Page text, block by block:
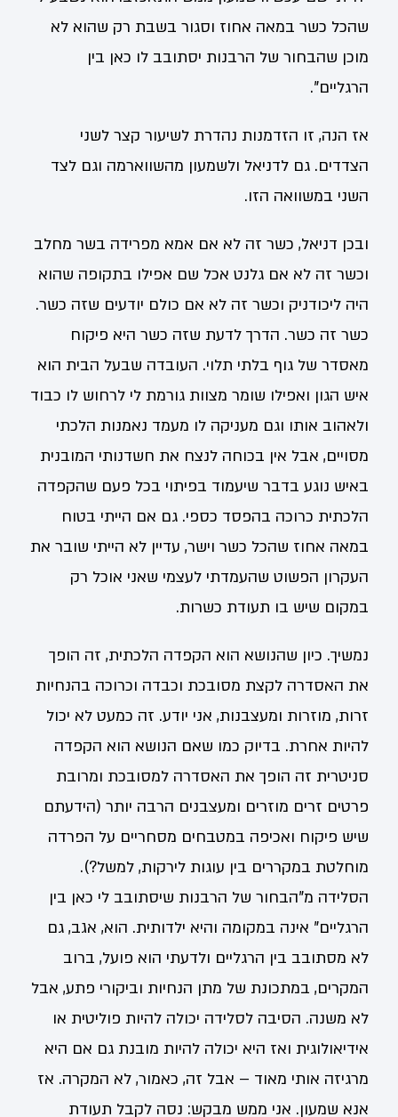
שהכל כשר במאה אחוז וסגור בשבת רק שהוא לא
מוכן שהבחור של הרבנות יסתובב לו כאן בין
הרגליים".
אז הנה, זו הזדמנות נהדרת לשיעור קצר לשני
הצדדים. גם לדניאל ולשמעון מהשווארמה וגם לצד
השני במשוואה הזו.
ובכן דניאל, כשר זה לא אם אמא מפרידה בשר מחלב
וכשר זה לא אם גלנט אכל שם אפילו בתקופה שהוא
היה ליכודניק וכשר זה לא אם כולם יודעים שזה כשר.
כשר זה כשר. הדרך לדעת שזה כשר היא פיקוח
מאסדר של גוף בלתי תלוי. העובדה שבעל הבית הוא
איש הגון ואפילו שומר מצוות גורמת לי לרחוש לו כבוד
ולאהוב אותו וגם מעניקה לו מעמד נאמנות הלכתי
מסויים, אבל אין בכוחה לנצח את חשדנותי המובנית
באיש נוגע בדבר שיעמוד בפיתוי בכל פעם שהקפדה
הלכתית כרוכה בהפסד כספי. גם אם הייתי בטוח
במאה אחוז שהכל כשר וישר, עדיין לא הייתי שובר את
העקרון הפשוט שהעמדתי לעצמי שאני אוכל רק
במקום שיש בו תעודת כשרות.
נמשיך. כיון שהנושא הוא הקפדה הלכתית, זה הופך
את האסדרה לקצת מסובכת וכבדה וכרוכה בהנחיות
זרות, מוזרות ומעצבנות, אני יודע. זה כמעט לא יכול
להיות אחרת. בדיוק כמו שאם הנושא הוא הקפדה
סניטרית זה הופך את האסדרה למסובכת ומרובת
פרטים זרים מוזרים ומעצבנים הרבה יותר (הידעתם
שיש פיקוח ואכיפה במטבחים מסחריים על הפרדה
מוחלטת במקררים בין עוגות לירקות, למשל?).
הסלידה מ"הבחור של הרבנות שיסתובב לי כאן בין
הרגליים" אינה במקומה והיא ילדותית. הוא, אגב, גם
לא מסתובב בין הרגליים ולדעתי הוא פועל, ברוב
המקרים, במתכונת של מתן הנחיות וביקורי פתע, אבל
לא משנה. הסיבה לסלידה יכולה להיות פוליטית או
אידיאולוגית ואז היא יכולה להיות מובנת גם אם היא
מרגיזה אותי מאוד – אבל זה, כאמור, לא המקרה. אז
אנא שמעון. אני ממש מבקש: נסה לקבל תעודת